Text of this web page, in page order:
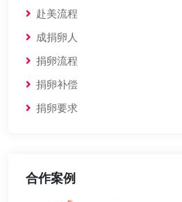
赴美流程
成捐卵人
捐卵流程
捐卵补偿
捐卵要求
合作案例